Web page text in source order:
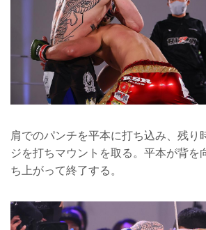
肩でのパンチを平本に打ち込み、残り
ジを打ちマウントを取る。平本が背を
ち上がって終了する。